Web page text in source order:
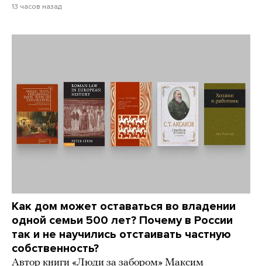
13 часов назад
Как дом может оставаться во владении
одной семьи 500 лет? Почему в России
так и не научились отстаивать частную
собственность?
Автор книги «Люди за забором» Максим